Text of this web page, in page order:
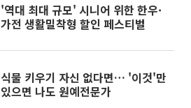
'역대 최대 규모' 시니어 위한 한우·
가전 생활밀착형 할인 페스티벌
식물 키우기 자신 없다면… '이것'만
있으면 나도 원예전문가